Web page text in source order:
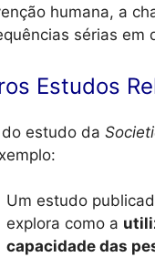
humana, a
sérias em
Estudos
estudo da
Um estudo
explora como a
capacidade das